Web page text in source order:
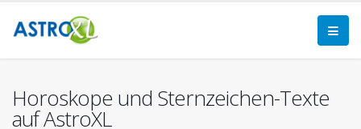
Horoskope und Sternzeichen-Texte
auf AstroXL